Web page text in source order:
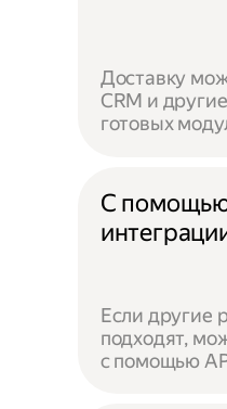
Доставку
CRM и
готовых
С
Если другие
подходят,
с помощью